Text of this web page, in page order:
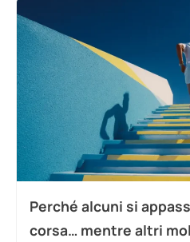
Perché alcuni si
corsa… mentre altri